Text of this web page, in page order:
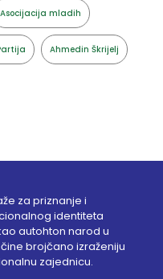
Asocijacija mladih
Ahmedin Škrijelj
za priznanje i
identiteta
autohton narod u
brojčano izraženiju
zajednicu.